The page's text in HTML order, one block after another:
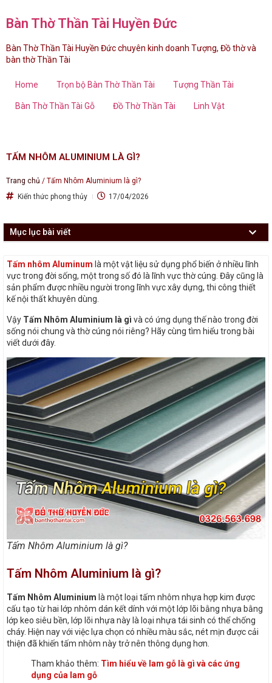
Bàn Thờ Thần Tài Huyền Đức
Bàn Thờ Thần Tài Huyền Đức chuyên kinh doanh Tượng, Đồ thờ và
bàn thờ Thần Tài
Home Trọn bộ Bàn Thờ Thần Tài Tượng Thần Tài
Bàn Thờ Thần Tài Gỗ Đồ Thờ Thần Tài Linh Vật
TẤM NHÔM ALUMINIUM LÀ GÌ?
Trang chủ / Tấm Nhôm Aluminium là gì?
Kiến thức phong thủy
17/04/2026
Mục lục bài viết
Tấm nhôm Aluminum là một vật liệu sử dụng phổ biến ở nhiều lĩnh
vực trong đời sống, một trong số đó là lĩnh vực thờ cúng. Đây cũng là
sản phẩm được nhiều người trong lĩnh vực xây dựng, thi công thiết
kế nội thất khuyên dùng.
Vậy Tấm Nhôm Aluminium là gì và có ứng dụng thế nào trong đời
sống nói chung và thờ cúng nói riêng? Hãy cùng tìm hiểu trong bài
viết dưới đây.
Tấm Nhôm Aluminium là gì?
Tấm Nhôm Aluminium là gì?
Tấm Nhôm Aluminium là một loại tấm nhôm nhựa hợp kim được
cấu tạo từ hai lớp nhôm dán kết dính với một lớp lõi bằng nhựa bằng
lớp keo siêu bền, lớp lõi nhựa này là loại nhựa tái sinh có thể chống
cháy. Hiện nay với việc lựa chọn có nhiều màu sắc, nét mịn được cải
thiện đã khiến tấm nhôm này trở nên thông dụng hơn.
Tham khảo thêm: Tìm hiểu về lam gỗ là gì và các ứng
dụng của lam gỗ